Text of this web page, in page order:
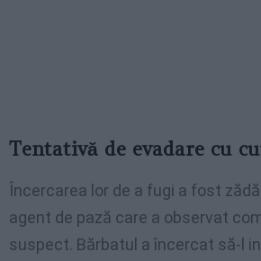
Tentativă de evadare cu
Încercarea lor de a fugi a fost
agent de pază care a observat
suspect. Bărbatul a încercat să-l